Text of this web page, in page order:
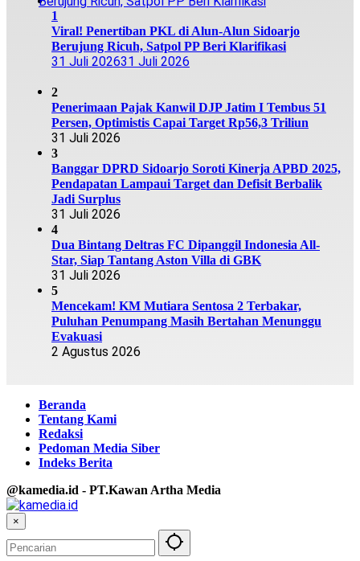
1
Viral! Penertiban PKL di Alun-Alun Sidoarjo
Berujung Ricuh, Satpol PP Beri Klarifikasi
31 Juli 202631 Juli 2026
2
Penerimaan Pajak Kanwil DJP Jatim I Tembus 51
Persen, Optimistis Capai Target Rp56,3 Triliun
31 Juli 2026
3
Banggar DPRD Sidoarjo Soroti Kinerja APBD 2025,
Pendapatan Lampaui Target dan Defisit Berbalik
Jadi Surplus
31 Juli 2026
4
Dua Bintang Deltras FC Dipanggil Indonesia All-
Star, Siap Tantang Aston Villa di GBK
31 Juli 2026
5
Mencekam! KM Mutiara Sentosa 2 Terbakar,
Puluhan Penumpang Masih Bertahan Menunggu
Evakuasi
2 Agustus 2026
Beranda
Tentang Kami
Redaksi
Pedoman Media Siber
Indeks Berita
@kamedia.id - PT.Kawan Artha Media
×